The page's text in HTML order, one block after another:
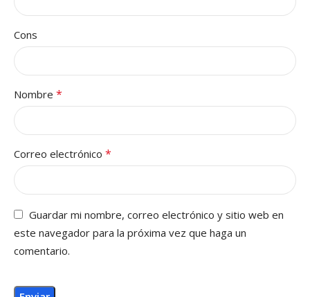
Cons
Nombre *
Correo electrónico *
Guardar mi nombre, correo electrónico y sitio web en
este navegador para la próxima vez que haga un
comentario.